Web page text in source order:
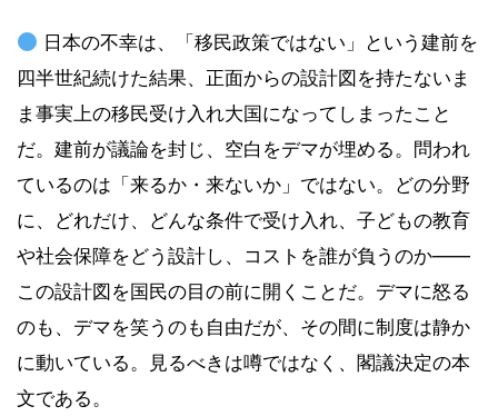
日本の不幸は、「移民政策ではない」という建前を
四半世紀続けた結果、正面からの設計図を持たないま
ま事実上の移民受け入れ大国になってしまったこと
だ。建前が議論を封じ、空白をデマが埋める。問われ
ているのは「来るか・来ないか」ではない。どの分野
に、どれだけ、どんな条件で受け入れ、子どもの教育
や社会保障をどう設計し、コストを誰が負うのか――
この設計図を国民の目の前に開くことだ。デマに怒る
のも、デマを笑うのも自由だが、その間に制度は静か
に動いている。見るべきは噂ではなく、閣議決定の本
文である。